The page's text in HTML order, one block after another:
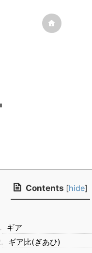
Contents [hide]
ギア
ギア比(ぎあひ)